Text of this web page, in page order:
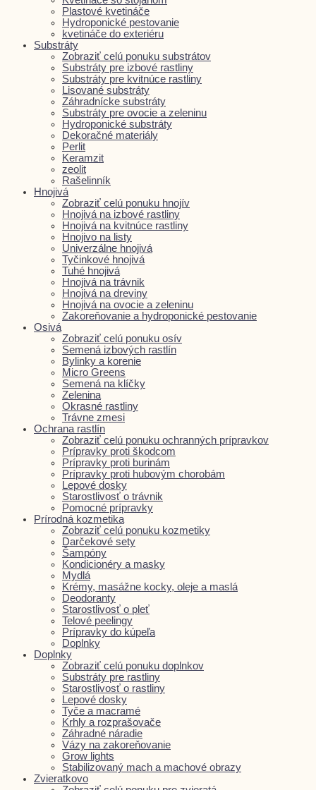
Plastové kvetináče
Hydroponické pestovanie
kvetináče do exteriéru
Substráty
Zobraziť celú ponuku substrátov
Substráty pre izbové rastliny
Substráty pre kvitnúce rastliny
Lisované substráty
Záhradnícke substráty
Substráty pre ovocie a zeleninu
Hydroponické substráty
Dekoračné materiály
Perlit
Keramzit
zeolit
Rašelinník
Hnojivá
Zobraziť celú ponuku hnojív
Hnojivá na izbové rastliny
Hnojivá na kvitnúce rastliny
Hnojivo na listy
Univerzálne hnojivá
Tyčinkové hnojivá
Tuhé hnojivá
Hnojivá na trávnik
Hnojivá na dreviny
Hnojivá na ovocie a zeleninu
Zakoreňovanie a hydroponické pestovanie
Osivá
Zobraziť celú ponuku osív
Semená izbových rastlín
Bylinky a korenie
Micro Greens
Semená na klíčky
Zelenina
Okrasné rastliny
Trávne zmesi
Ochrana rastlín
Zobraziť celú ponuku ochranných prípravkov
Prípravky proti škodcom
Prípravky proti burinám
Prípravky proti hubovým chorobám
Lepové dosky
Starostlivosť o trávnik
Pomocné prípravky
Prírodná kozmetika
Zobraziť celú ponuku kozmetiky
Darčekové sety
Šampóny
Kondicionéry a masky
Mydlá
Krémy, masážne kocky, oleje a maslá
Deodoranty
Starostlivosť o pleť
Telové peelingy
Prípravky do kúpeľa
Doplnky
Doplnky
Zobraziť celú ponuku doplnkov
Substráty pre rastliny
Starostlivosť o rastliny
Lepové dosky
Tyče a macramé
Krhly a rozprašovače
Záhradné náradie
Vázy na zakoreňovanie
Grow lights
Stabilizovaný mach a machové obrazy
Zvieratkovo